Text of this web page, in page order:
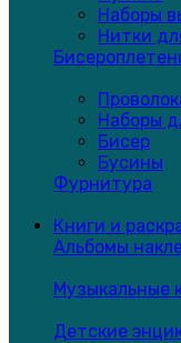
Наборы
Нитки
Наборы
Бисер
Бусины
Фурнитура
Книги и
Альбомы
Музыкальные
Детские